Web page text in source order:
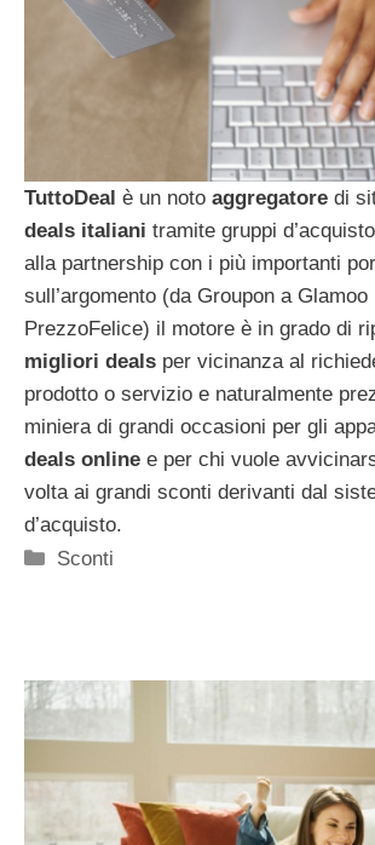
TuttoDeal è un noto aggregatore di
deals italiani tramite gruppi
alla partnership con i più importanti
sull’argomento (da Groupon a
PrezzoFelice) il motore è in grado di
migliori deals per vicinanza al
prodotto o servizio e naturalmente
miniera di grandi occasioni per gli
deals online e per chi vuole
volta ai grandi sconti derivanti dal
d’acquisto.
Categorie
Sconti